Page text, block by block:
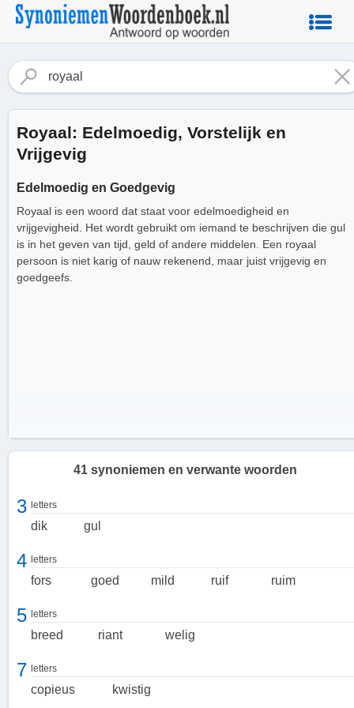
Royaal: Edelmoedig, Vorstelijk en
Vrijgevig
Edelmoedig en Goedgevig
Royaal is een woord dat staat voor edelmoedigheid en
vrijgevigheid. Het wordt gebruikt om iemand te beschrijven die gul
is in het geven van tijd, geld of andere middelen. Een royaal
persoon is niet karig of nauw rekenend, maar juist vrijgevig en
goedgeefs.
Vorstelijk en Koninklijk
Royaal kan ook verwijzen naar een vorstelijke of koninklijke manier
41 synoniemen en verwante woorden
3 letters
dik gul
4 letters
fors goed mild ruif ruim
5 letters
breed riant welig
7 letters
copieus kwistig